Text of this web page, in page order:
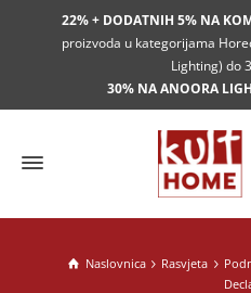
22% + DODATNIH 5% NA
proizvoda u kategorijama
Lighting) do
30% NA ANOORA
Naslovnica Rasvjeta